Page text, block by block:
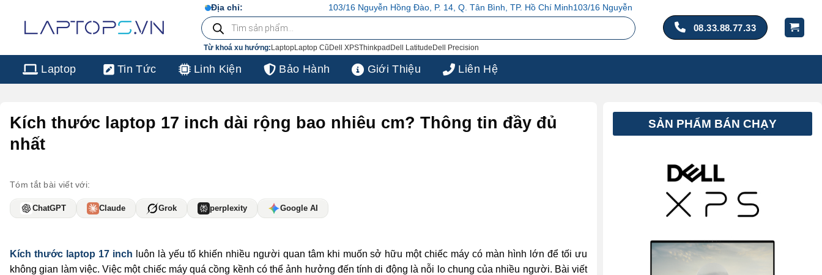
dung
Địa chỉ:
103/16 Nguyễn Hồng Đào, P. 14, Q. Tân Bình, TP. Hồ Chí Minh103/16 Nguyễn Hồng Đào, P. 14, Q. Tân Bình, TP. Hồ Chí Minh
Tìm
kiếm
sản
phẩm
Từ khoá xu hướng: LaptopLaptop Cũ Dell XPSThinkpad Dell Latitude Dell Precision
08.33.88.77.33
Laptop Tin Tức Linh Kiện Bảo Hành Giới Thiệu Liên Hệ
Kích thước laptop 17 inch dài rộng bao nhiêu cm? Thông tin đầy đủ
nhất
Tóm tắt bài viết với:
ChatGPT Claude Grok perplexity Google AI
Kích thước laptop 17 inch luôn là yếu tố khiến nhiều người quan tâm khi muốn sở hữu một chiếc máy có màn hình lớn để tối ưu
không gian làm việc. Việc một chiếc máy quá cồng kềnh có thể ảnh hưởng đến tính di động là nỗi lo chung của nhiều người. Bài viết
SẢN PHẨM BÁN CHẠY